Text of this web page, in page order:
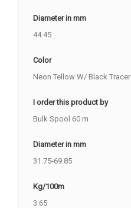
Diameter in mm
44.45
Color
Neon Tellow W/ Black Tracer
I order this product by
Bulk Spool 60 m
Diameter in mm
31.75-69.85
Kg/100m
3.65